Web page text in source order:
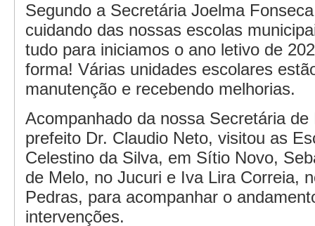
Segundo a Secretária Joelma
cuidando das nossas escolas
tudo para iniciamos o ano letivo de
forma! Várias unidades escolares
manutenção e recebendo melhorias.
Acompanhado da nossa Secretária de
prefeito Dr. Claudio Neto, visitou as
Celestino da Silva, em Sítio Novo,
de Melo, no Jucuri e Iva Lira Correia,
Pedras, para acompanhar o
intervenções.